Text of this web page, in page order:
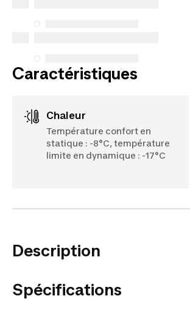
Caractéristiques
Chaleur
Température confort en
statique : -8°C, température
limite en dynamique : -17°C
Description
Spécifications